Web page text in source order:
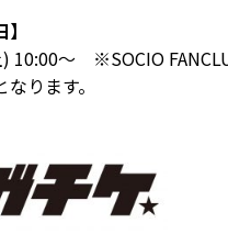
10:00～ ※SOCIO
ります。